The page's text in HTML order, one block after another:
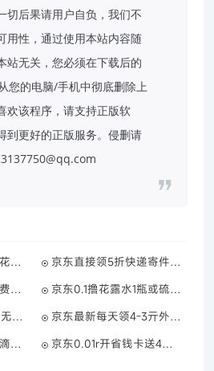
切后果请用户自负，我们不
用性，通过使用本站内容随
站无关，您必须在下载后的
您的电脑/手机中彻底删除上
欢该程序，请支持正版软
到更好的正版服务。侵删请
京東0左右撸硫磺皂/花露水/洗手液等
京东直接领5折快递寄件券包
移动云盘取领随机话费或流量
京东0.1撸花露水1瓶或硫磺皂2块
拼多多签到4天领5亓无门槛券
京东最新每天领4-3亓外卖叠加券
支付宝积分兑高德滴滴打车券
京东0.01r开省钱卡送4元红包